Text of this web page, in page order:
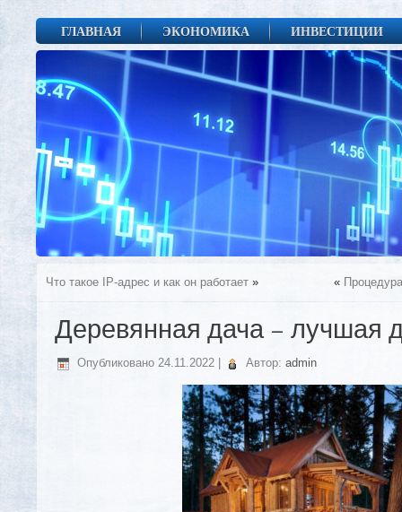
ГЛАВНАЯ ЭКОНОМИКА ИНВЕСТИЦИИ
Что такое IP-адрес и как он работает » «
Деревянная дача – лучшая
Опубликовано 24.11.2022 Автор: admin